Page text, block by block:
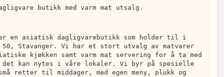
butikk med varm mat utsalg.
er en asiatisk dagligvarebutikk som holder til i
50, Stavanger. Vi har et stort utvalg av matvarer
kjøkken samt varm mat servering for å ta med
det kan nytes i våre lokaler. Vi byr på spesielle
retter til middager, med egen meny, plukk og